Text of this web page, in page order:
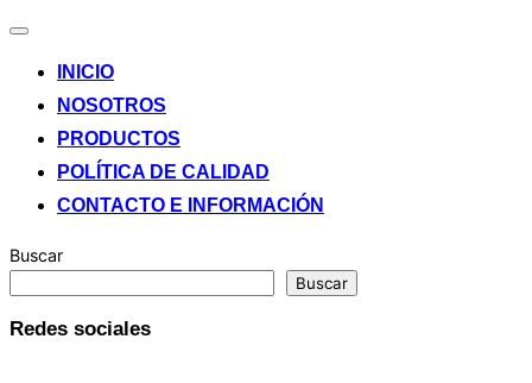
Alternar
navegación
INICIO
NOSOTROS
PRODUCTOS
POLÍTICA DE CALIDAD
CONTACTO E INFORMACIÓN
Buscar
Buscar
Redes sociales